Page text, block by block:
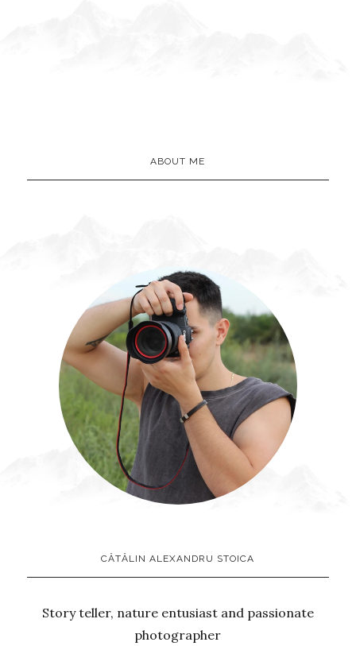
ABOUT ME
CĂTĂLIN ALEXANDRU STOICA
Story teller, nature entusiast and passionate
photographer